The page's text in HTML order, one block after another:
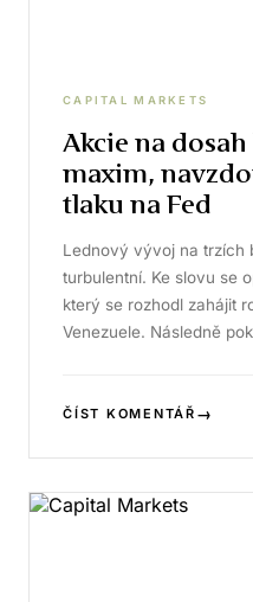
CAPITAL MARKETS
Akcie na
maxim,
tlaku na Fed
Lednový vývoj na trzích
turbulentní. Ke slovu se
který se rozhodl zahájit
Venezuele. Následně
ČÍST KOMENTÁŘ →